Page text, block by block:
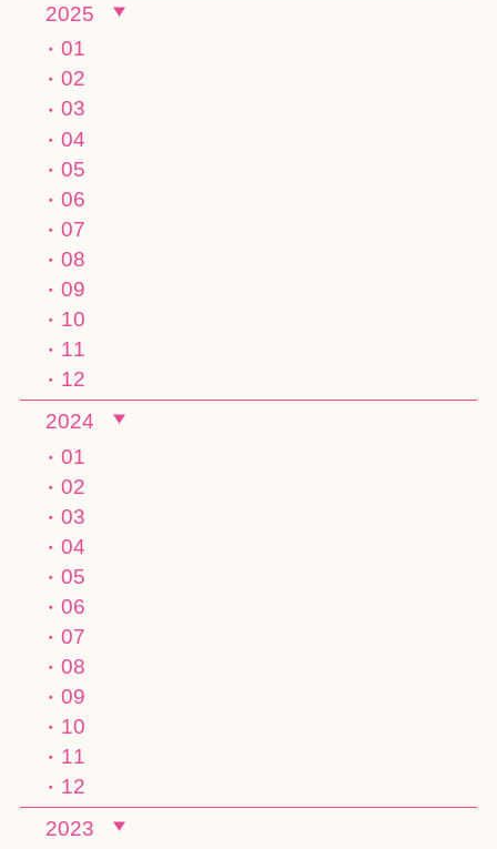
2025
01
02
03
04
05
06
07
08
09
10
11
12
2024
01
02
03
04
05
06
07
08
09
10
11
12
2023